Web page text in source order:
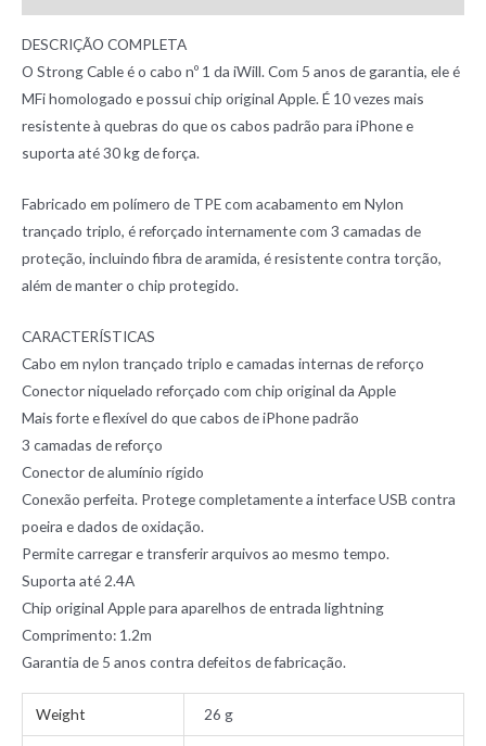
DESCRIÇÃO COMPLETA
O Strong Cable é o cabo nº 1 da iWill. Com 5 anos de garantia, ele é
MFi homologado e possui chip original Apple. É 10 vezes mais
resistente à quebras do que os cabos padrão para iPhone e
suporta até 30 kg de força.
Fabricado em polímero de TPE com acabamento em Nylon
trançado triplo, é reforçado internamente com 3 camadas de
proteção, incluindo fibra de aramida, é resistente contra torção,
além de manter o chip protegido.
CARACTERÍSTICAS
Cabo em nylon trançado triplo e camadas internas de reforço
Conector niquelado reforçado com chip original da Apple
Mais forte e flexível do que cabos de iPhone padrão
3 camadas de reforço
Conector de alumínio rígido
Conexão perfeita. Protege completamente a interface USB contra
poeira e dados de oxidação.
Permite carregar e transferir arquivos ao mesmo tempo.
Suporta até 2.4A
Chip original Apple para aparelhos de entrada lightning
Comprimento: 1.2m
Garantia de 5 anos contra defeitos de fabricação.
Weight 26 g